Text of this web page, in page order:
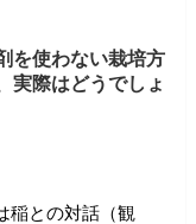
を使わない栽培方
実際はどうでしょ
稲との対話（観